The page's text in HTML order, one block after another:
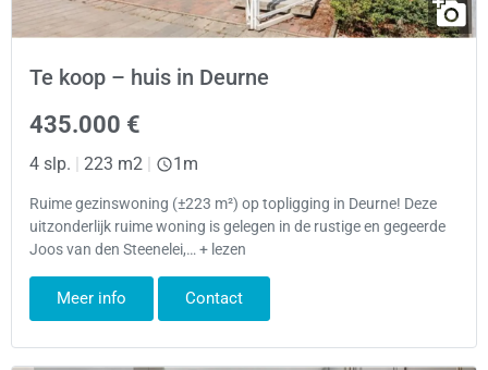
Te koop – huis in Deurne
435.000 €
4 slp. | 223 m2 | 1m
Ruime gezinswoning (±223 m²) op topligging in Deurne! Deze
uitzonderlijk ruime woning is gelegen in de rustige en gegeerde
Joos van den Steenelei,… + lezen
Meer info Contact